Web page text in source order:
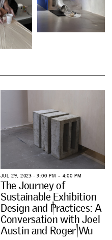
JUL 29, 2023 ∙ 3:00 PM – 4:00 PM
The Journeyof
Sustainable Exhibition
Designand Practices: A
Conversationwith Joel
Austinand RogerWu